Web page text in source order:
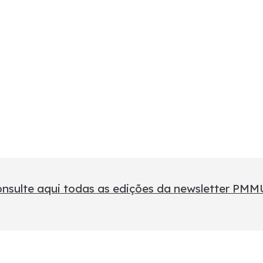
aqui todas as edições da newsletter